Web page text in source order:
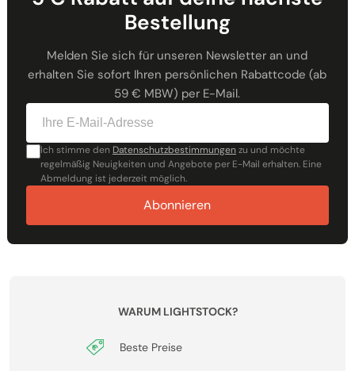
Bestellung
Melden Sie sich für unseren Newsletter an und
erhalten Sie sofort Ihren persönlichen Rabattcode (ab
59 € MBW) per E-Mail.
Ich stimme den Datenschutzbestimmungenzu und möchte
regelmäßig Neuigkeiten und Angebote per E-Mail erhalten. Eine
Abmeldung ist jederzeit möglich.
Abonnieren
WARUM LIGHTSTOCK?
Beste Preise